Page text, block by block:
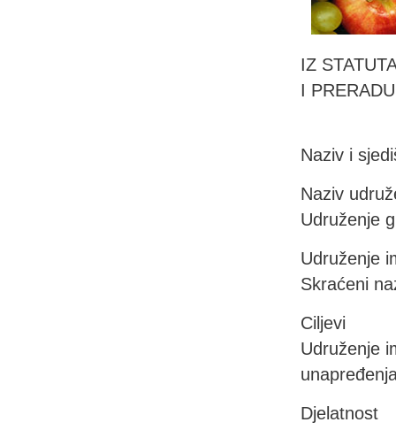
IZ
I
Naziv i
Naziv
Udruženje
Udruženje
Skraćeni
Ciljevi
Udruženje
Djelatnost